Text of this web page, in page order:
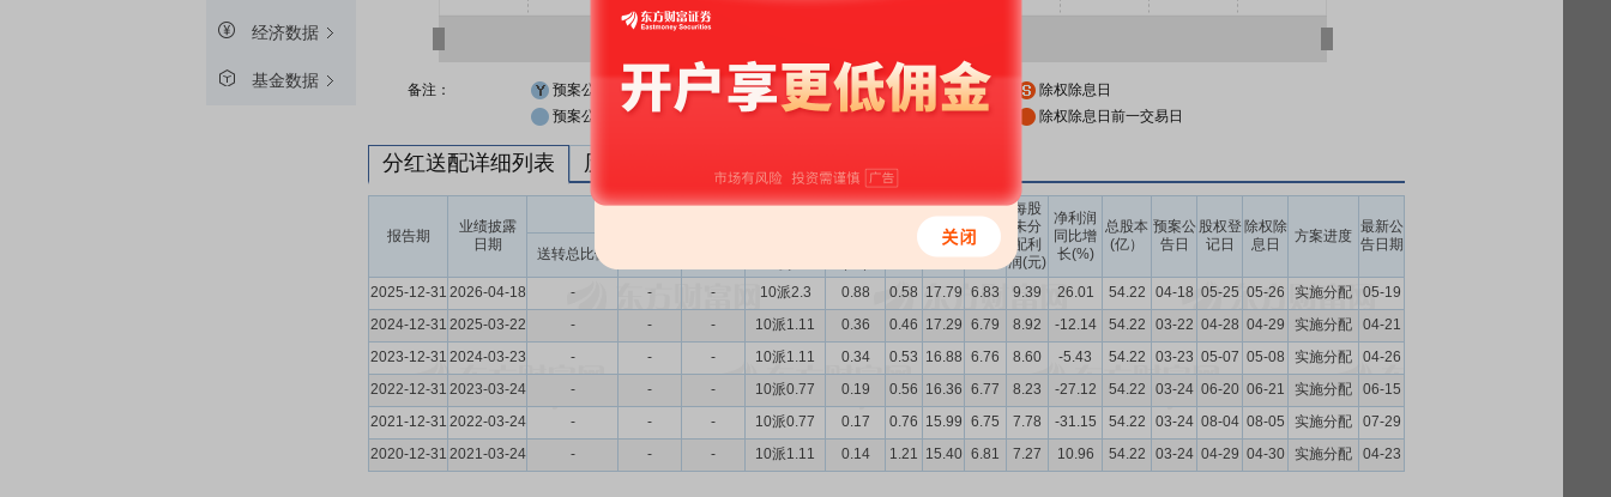
经济数据
基金数据 备注： 预案公布日 股权登记日
除权除息日
预案公布日前一交易日
股权登记日前一交易日 除权除息日前一交易日
分红送配详细列表 历次分红派息与涨跌幅表现
报告期
业绩披露
日期
收益
每股
净资
产(元)
每股
公积
金(元)
每股
未分
配利
润(元)
净利润
同比增
长(%)
总股本
(亿）
预案公
告日
股权登
记日
除权除
息日
方案进度
最新公
告日期
送转总比例
2025-12-31 2026-04-18 - - - 10派2.3 0.88 0.58 17.79 6.83 9.39 26.01 54.22 04-18 05-25 05-26 实施分配
05-19
2024-12-31 2025-03-22 - - - 10派1.11 0.36 0.46 17.29 6.79 8.92 -12.14 54.22 03-22 04-28 04-29 实施分配
04-21
2023-12-31 2024-03-23 - - - 10派1.11 0.34 0.53 16.88 6.76 8.60 -5.43 54.22 03-23 05-07 05-08 实施分配
04-26
2022-12-31 2023-03-24 - - - 10派0.77 0.19 0.56 16.36 6.77 8.23 -27.12 54.22 03-24 06-20 06-21 实施分配
06-15
2021-12-31 2022-03-24 - - - 10派0.77 0.17 0.76 15.99 6.75 7.78 -31.15 54.22 03-24 08-04 08-05 实施分配
07-29
2020-12-31 2021-03-24 - - - 10派1.11 0.14 1.21 15.40 6.81 7.27 10.96 54.22 03-24 04-29 04-30 实施分配 04-23